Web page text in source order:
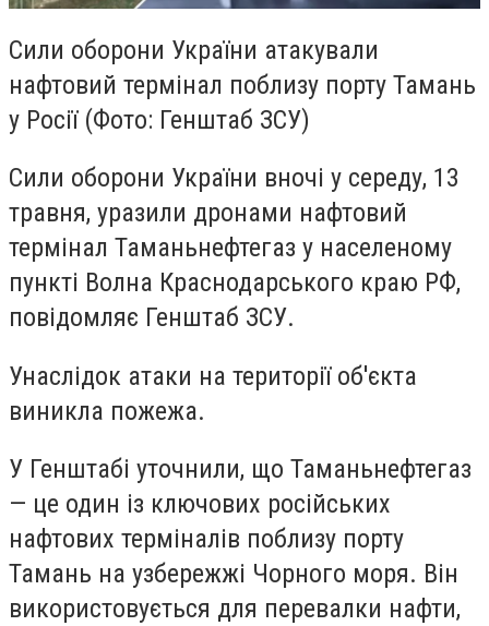
Сили оборони України атакували
нафтовий термінал поблизу порту Тамань
у Росії (Фото: Генштаб ЗСУ)
Сили оборони України вночі у середу, 13
травня, уразили дронами нафтовий
термінал Таманьнефтегаз у населеному
пункті Волна Краснодарського краю РФ,
повідомляє Генштаб ЗСУ.
Унаслідок атаки на території об'єкта
виникла пожежа.
У Генштабі уточнили, що Таманьнефтегаз
— це один із ключових російських
нафтових терміналів поблизу порту
Тамань на узбережжі Чорного моря. Він
використовується для перевалки нафти,